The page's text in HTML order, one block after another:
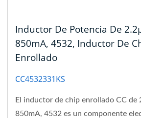
Inductor De Potencia De
850mA, 4532, Inductor De
Enrollado
CC4532331KS
El inductor de chip enrollado CC de
850mA, 4532 es un componente